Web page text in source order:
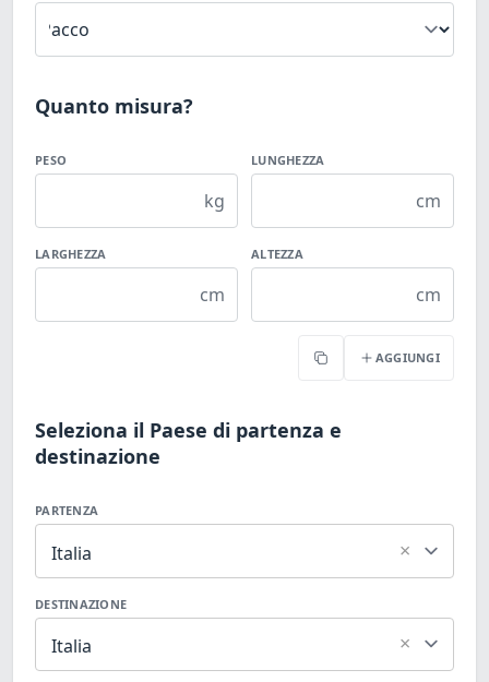
Quanto misura?
PESO
kg
LUNGHEZZA
cm
LARGHEZZA
cm
ALTEZZA
cm
Copia AGGIUNGI
Seleziona il Paese di partenza e
destinazione
PARTENZA
Italia ×
DESTINAZIONE
Italia ×